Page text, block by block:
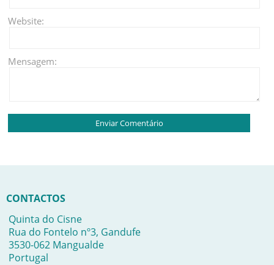
Website:
Mensagem:
CONTACTOS
Quinta do Cisne
Rua do Fontelo nº3, Gandufe
3530-062 Mangualde
Portugal